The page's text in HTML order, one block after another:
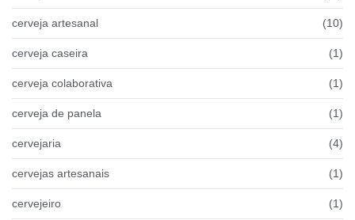
cerveja artesanal (10)
cerveja caseira (1)
cerveja colaborativa (1)
cerveja de panela (1)
cervejaria (4)
cervejas artesanais (1)
cervejeiro (1)